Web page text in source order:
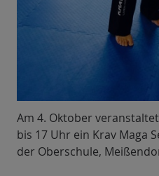
Am 4. Oktober
bis 17 Uhr ein Krav Maga
der Oberschule,